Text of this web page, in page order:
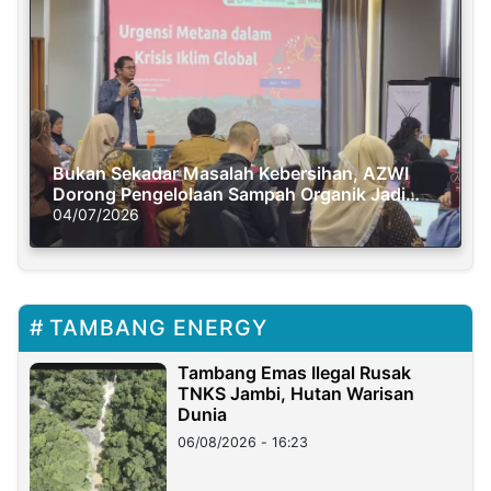
Bukan Sekadar Masalah Kebersihan, AZWI
Dorong Pengelolaan Sampah Organik Jadi
Solusi Krisis Iklim
04/07/2026
TAMBANG ENERGY
Tambang Emas Ilegal Rusak
TNKS Jambi, Hutan Warisan
Dunia
06/08/2026 - 16:23